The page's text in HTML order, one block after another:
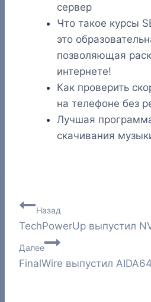
сервер
Что такое курсы
это
позволяющая
интернете!
Как проверить
на телефоне без
Лучшая
скачивания
Навигация
по
записям
Назад
TechPowerUp выпустил
Далее
FinalWire выпустил